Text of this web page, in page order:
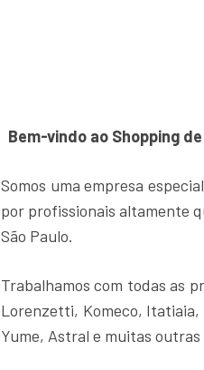
Bem-vindo ao Shopping
Somos uma empresa
por profissionais altamente
São Paulo.
Trabalhamos com todas as
Lorenzetti, Komeco, Itatiaia,
Yume, Astral e muitas